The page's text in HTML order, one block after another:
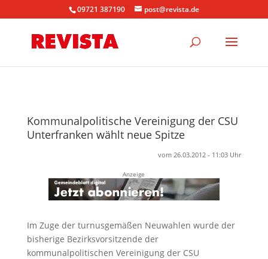
09721 387190 post@revista.de
Kommunalpolitische Vereinigung der CSU
Unterfranken wählt neue Spitze
vom 26.03.2012 - 11:03 Uhr
Anzeige
Im Zuge der turnusgemäßen Neuwahlen wurde der
bisherige Bezirksvorsitzende der
kommunalpolitischen Vereinigung der CSU